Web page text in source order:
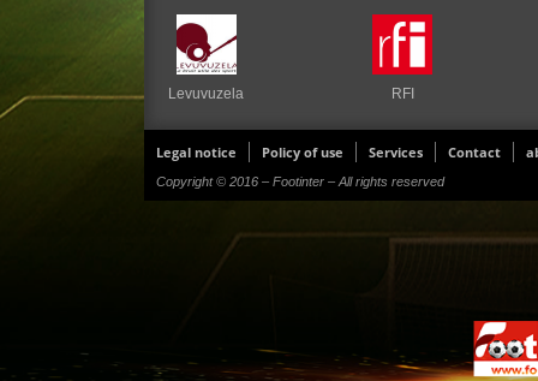
Levuvuzela RFI
Legal notice Policy of use Services Contact
Copyright © 2016 – Footinter – All rights reserved